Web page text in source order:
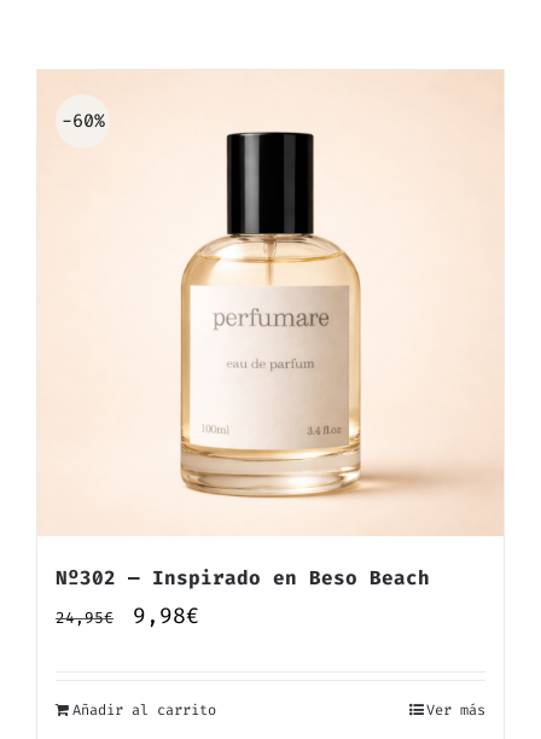
-60%
Nº302 — Inspirado en Beso Beach
24,95€
El
9,98€
Añadir al carrito Ver más